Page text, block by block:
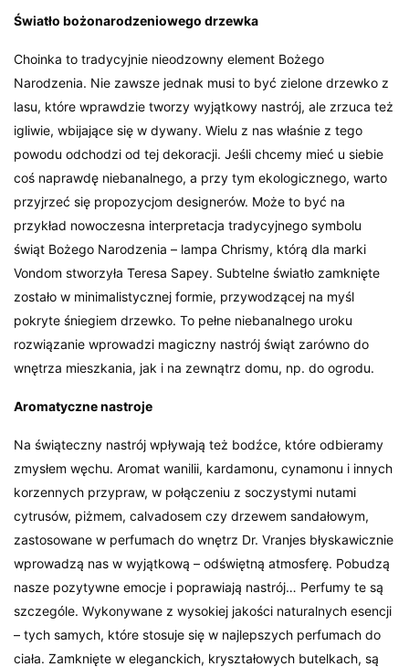
Światło bożonarodzeniowego drzewka
Choinka to tradycyjnie nieodzowny element Bożego
Narodzenia. Nie zawsze jednak musi to być zielone drzewko z
lasu, które wprawdzie tworzy wyjątkowy nastrój, ale zrzuca też
igliwie, wbijające się w dywany. Wielu z nas właśnie z tego
powodu odchodzi od tej dekoracji. Jeśli chcemy mieć u siebie
coś naprawdę niebanalnego, a przy tym ekologicznego, warto
przyjrzeć się propozycjom designerów. Może to być na
przykład nowoczesna interpretacja tradycyjnego symbolu
świąt Bożego Narodzenia – lampa Chrismy, którą dla marki
Vondom stworzyła Teresa Sapey. Subtelne światło zamknięte
zostało w minimalistycznej formie, przywodzącej na myśl
pokryte śniegiem drzewko. To pełne niebanalnego uroku
rozwiązanie wprowadzi magiczny nastrój świąt zarówno do
wnętrza mieszkania, jak i na zewnątrz domu, np. do ogrodu.
Aromatyczne nastroje
Na świąteczny nastrój wpływają też bodźce, które odbieramy
zmysłem węchu. Aromat wanilii, kardamonu, cynamonu i innych
korzennych przypraw, w połączeniu z soczystymi nutami
cytrusów, piżmem, calvadosem czy drzewem sandałowym,
zastosowane w perfumach do wnętrz Dr. Vranjes błyskawicznie
wprowadzą nas w wyjątkową – odświętną atmosferę. Pobudzą
nasze pozytywne emocje i poprawiają nastrój… Perfumy te są
szczególe. Wykonywane z wysokiej jakości naturalnych esencji
– tych samych, które stosuje się w najlepszych perfumach do
ciała. Zamknięte w eleganckich, kryształowych butelkach, są